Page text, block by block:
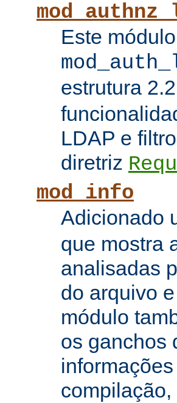
Este
estrutura
LDAP e
diretriz
mod_info
Adicionado
que mostra
analisadas
do arquivo
módulo
os ganchos